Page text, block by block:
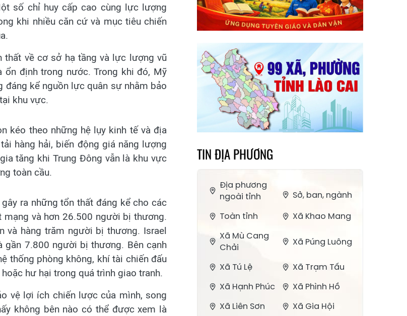
số chỉ huy cấp cao cùng lực lượng
khi nhiều căn cứ và mục tiêu chiến
về cơ sở hạ tầng và lực lượng vũ
định trong nước. Trong khi đó, Mỹ
đáng kể nguồn lực quân sự nhằm bảo
khu vực.
kéo theo những hệ lụy kinh tế và địa
hàng hải, biến động giá năng lượng
tăng khi Trung Đông vẫn là khu vực
toàn cầu.
ra những tổn thất đáng kể cho các
mạng và hơn 26.500 người bị thương.
và hàng trăm người bị thương. Israel
7.800 người bị thương. Bên cạnh
thống phòng không, khí tài chiến đấu
hư hại trong quá trình giao tranh.
vệ lợi ích chiến lược của mình, song
không bên nào có thể được xem là
TIN ĐỊA PHƯƠNG
Địa phương
ngoài tỉnh
Sở, ban, ngành
Toàn tỉnh
Xã Khao Mang
Xã Mù Cang
Chải
Xã Púng Luông
Xã Tú Lệ
Xã Trạm Tấu
Xã Hạnh Phúc
Xã Phình Hồ
Xã Liên Sơn
Xã Gia Hội